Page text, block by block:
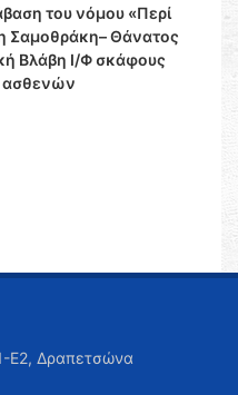
του νόμου «Περί
Σαμοθράκη– Θάνατος
Βλάβη Ι/Φ σκάφους
ασθενών
Ε2, Δραπετσώνα